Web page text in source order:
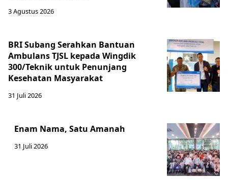
3 Agustus 2026
BRI Subang Serahkan Bantuan
Ambulans TJSL kepada Wingdik
300/Teknik untuk Penunjang
Kesehatan Masyarakat ​
31 Juli 2026
Enam Nama, Satu Amanah
31 Juli 2026